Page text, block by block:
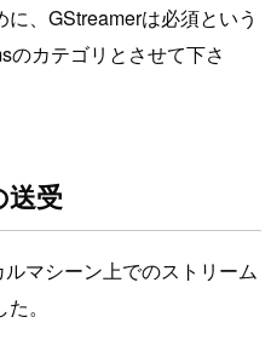
、GStreamerは必須という
のカテゴリとさせて下さ
受
マシーン上でのストリーム
。